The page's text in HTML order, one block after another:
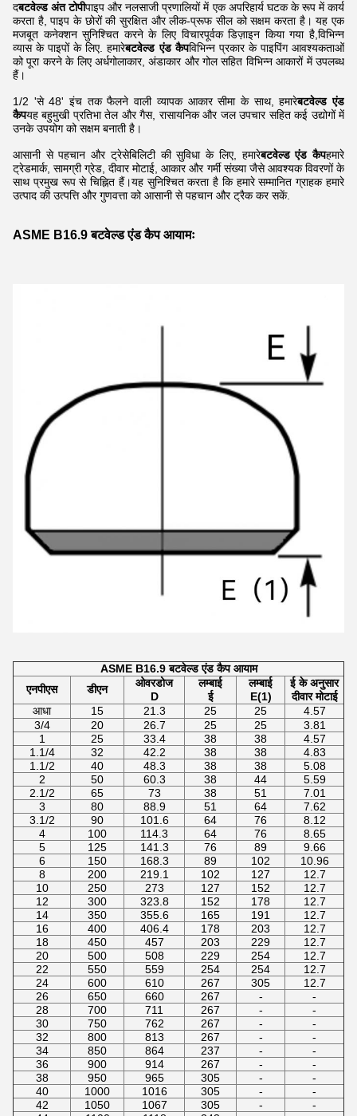
दबटवेल्ड अंत टोपीपाइप और नलसाजी प्रणालियों में एक अपरिहार्य घटक के रूप में कार्य
करता है, पाइप के छोरों की सुरक्षित और लीक-प्रूफ सील को सक्षम करता है। यह एक
मजबूत कनेक्शन सुनिश्चित करने के लिए विचारपूर्वक डिज़ाइन किया गया है,विभिन्न
व्यास के पाइपों के लिए. हमारेबटवेल्ड एंड कैपविभिन्न प्रकार के पाइपिंग आवश्यकताओं
को पूरा करने के लिए अर्धगोलाकार, अंडाकार और गोल सहित विभिन्न आकारों में उपलब्ध
हैं।
1/2 'से 48' इंच तक फैलने वाली व्यापक आकार सीमा के साथ, हमारेबटवेल्ड एंड
कैपयह बहुमुखी प्रतिभा तेल और गैस, रासायनिक और जल उपचार सहित कई उद्योगों में
उनके उपयोग को सक्षम बनाती है।
आसानी से पहचान और ट्रेसेबिलिटी की सुविधा के लिए, हमारेबटवेल्ड एंड कैपहमारे
ट्रेडमार्क, सामग्री ग्रेड, दीवार मोटाई, आकार और गर्मी संख्या जैसे आवश्यक विवरणों के
साथ प्रमुख रूप से चिह्नित हैं।यह सुनिश्चित करता है कि हमारे सम्मानित ग्राहक हमारे
उत्पाद की उत्पत्ति और गुणवत्ता को आसानी से पहचान और ट्रैक कर सकें.
ASME B16.9 बटवेल्ड एंड कैप आयामः
ASME B16.9 बटवेल्ड एंड कैप आयाम
एनपीएस
डीएन
ओवरडोज
D
लम्बाई
ई
लम्बाई
E(1)
ई के अनुसार
दीवार मोटाई
आधा
15 21.3 25 25
4.57
3/4
20 26.7 25 25
3.81
1
25 33.4 38 38
4.57
1.1/4
32 42.2 38 38
4.83
1.1/2
40 48.3 38 38
5.08
2
50 60.3 38 44
5.59
2.1/2
65 73 38 51
7.01
3
80 88.9 51 64
7.62
3.1/2
90 101.6 64 76
8.12
4
100 114.3 64 76
8.65
5
125 141.3 76 89
9.66
6
150 168.3 89 102
10.96
8
200 219.1 102 127
12.7
10
250 273 127 152
12.7
12
300 323.8 152 178
12.7
14
350 355.6 165 191
12.7
16
400 406.4 178 203
12.7
18
450 457 203 229
12.7
20
500 508 229 254
12.7
22
550 559 254 254
12.7
24
600 610 267 305
12.7
26
650 660 267 -
-
28
700 711 267 -
-
30
750 762 267 -
-
32
800 813 267 -
-
34
850 864 237 -
-
36
900 914 267 -
-
38
950 965 305 -
-
40
1000 1016 305 -
-
42
1050 1067 305 -
-